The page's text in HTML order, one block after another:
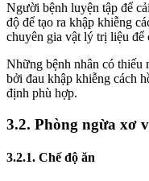
Người bệnh luyện tập để
độ để tạo ra khập khiễng
chuyên gia vật lý trị liệu
Những bệnh nhân có thiếu
bởi đau khập khiễng cách
định phù hợp.
3.2. Phòng ngừa xơ
3.2.1. Chế độ ăn